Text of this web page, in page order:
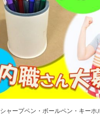
シャープペン・ボールペン・キーホ